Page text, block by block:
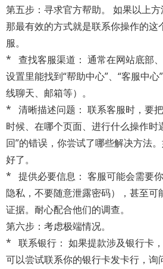
第五步：寻求官方帮助。 如果以上方
那最有效的方式就是联系你操作的这
服。
* 查找客服渠道： 通常在网站底部、
设置里能找到“帮助中心”、“客服中
线聊天、邮箱等）。
* 清晰描述问题： 联系客服时，要
时候、在哪个页面、进行什么操作时
回”的错误，你尝试了哪些解决方法
好了。
* 提供必要信息： 客服可能会需要
隐私，不要随意泄露密码），甚至可
证据。耐心配合他们的调查。
第六步：考虑极端情况。
* 联系银行： 如果提款涉及银行卡
可以尝试联系你的银行卡发卡行，询